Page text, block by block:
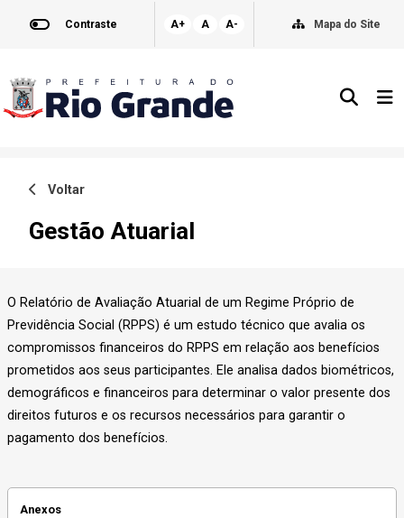
Contraste A+ A A- Mapa do Site
Voltar
Gestão Atuarial
O Relatório de Avaliação Atuarial de um Regime Próprio de
Previdência Social (RPPS) é um estudo técnico que avalia os
compromissos financeiros do RPPS em relação aos benefícios
prometidos aos seus participantes. Ele analisa dados biométricos,
demográficos e financeiros para determinar o valor presente dos
direitos futuros e os recursos necessários para garantir o
pagamento dos benefícios.
Anexos